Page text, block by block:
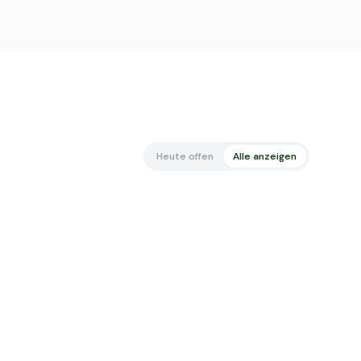
Heute offen Alle anzeigen